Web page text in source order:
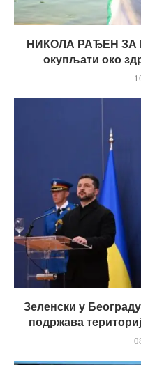
НИКОЛА РАЂЕН ЗА
окупљати око
Зеленски у
подржава